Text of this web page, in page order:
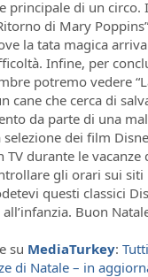
principale di un
di Mary
la tata magica
Infine, per
potremo vedere
cane che cerca di
da parte di una
selezione dei film
durante le vacanze
gli orari sui
questi classici
Buon
su MediaTurkey:
di Natale – in